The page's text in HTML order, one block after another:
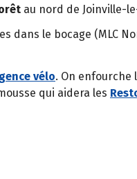
au nord de Joinville-
dans le bocage (MLC
vélo. On enfourche
qui aidera les